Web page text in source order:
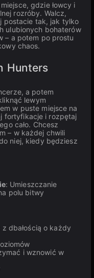
gdzie łowcy i
rozróby. Walcz,
postacie tak, jak tylko
ulubionych bohaterów
– a potem po prostu
chaos.
Hunters
a potem
lewym
w puste miejsce na
fortyfikacje i rozpętaj
cało. Chcesz
– w każdej chwili
niej, kiedy będziesz
: Umieszczanie
polu bitwy
dbałością o każdy
i wznowić w